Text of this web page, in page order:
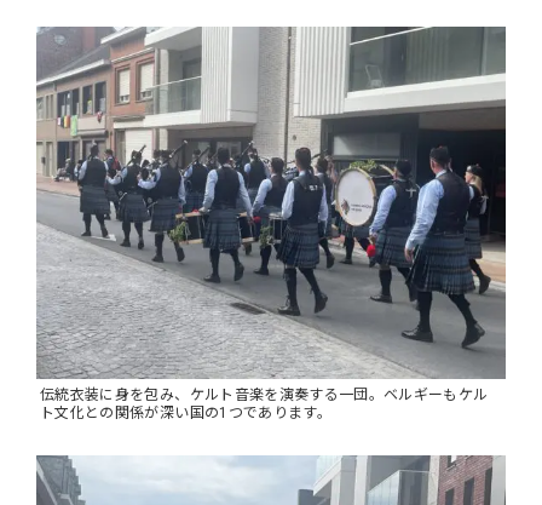
伝統衣装に身を包み、ケルト音楽を演奏する一団。ベルギーもケル
ト文化との関係が深い国の1つであります。